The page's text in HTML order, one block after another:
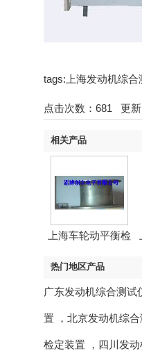
tags:上海发动机综
点击次数： 681 更新
相关产品
上海车轮动平衡检
热门地区产品
广东发动机综合测试
置 ， 北京发动机综
检定装置 ， 四川发